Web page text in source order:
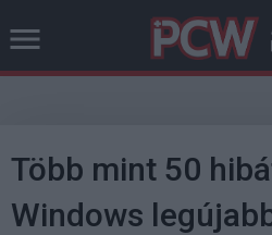
Több mint 50
Windows